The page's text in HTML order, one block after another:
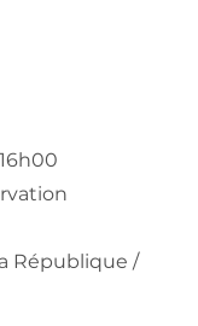
République /